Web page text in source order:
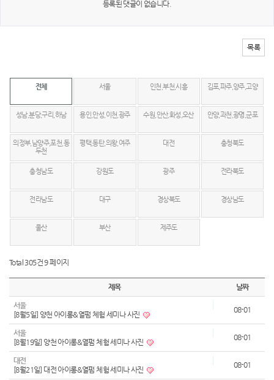
등록된 댓글이 없습니다.
목록
전체 서울 인천,부천,시흥 김포,파주,양주,고양
성남,분당,구리,하남 용인,안성,이천,광주 수원,안산,화성,오산 안양,과천,광명,군포
의정부,남양주,포천,동
두천
평택,동탄,의왕,여주 대전 충청북도
충청남도 강원도 광주 전라북도
전라남도 대구 경상북도 경상남도
울산 부산 제주도
Total 305건9 페이지
제목 날짜
서울
[8월5일] 양천 아이롱&열펌 체험 세미나 사진
08-01
서울
[8월19일] 양천 아이롱&열펌 체험 세미나 사진
08-01
대전
[8월21일] 대전 아이롱&열펌 체험 세미나 사진
08-01